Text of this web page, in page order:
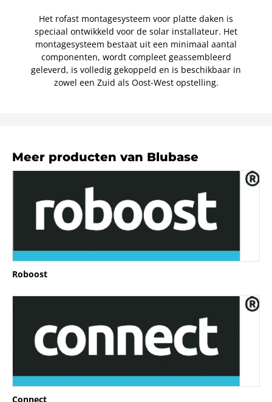
Meer producten van Blubase
Roboost
Connect
Het rofast montagesysteem voor platte daken is
speciaal ontwikkeld voor de solar installateur. Het
montagesysteem bestaat uit een minimaal aantal
componenten, wordt compleet geassembleerd
geleverd, is volledig gekoppeld en is beschikbaar in
zowel een Zuid als Oost-West opstelling.